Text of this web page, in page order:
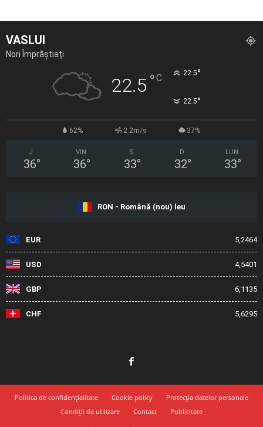
VASLUI
Nori Împrăștiați
22.5 °C 22.5°
22.5°
62% 2.2m/s 37%
J
36°
VIN
36°
S
33°
D
32°
LUN
33°
RON - Română (nou) leu
EUR 5,2464
USD 4,5401
GBP 6,1135
CHF 5,6295
Politica de confidențialitate Cookie policy
Protecția datelor personale
Condiții de utilizare
Contact
Publicitate